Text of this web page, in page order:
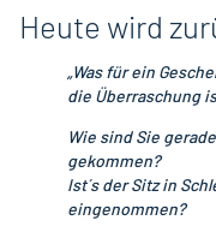
Heute wird
„Was für ein
die Überraschung
Wie sind Sie
gekommen?
Ist´s der Sitz in
eingenommen?